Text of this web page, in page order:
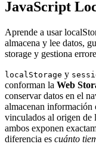
JavaScript
Aprende a usar
almacena y lee datos,
storage y gestiona
localStorage y
conforman la Web
conservar datos en el
almacenan información
vinculados al origen de
ambos exponen
diferencia es cuánto